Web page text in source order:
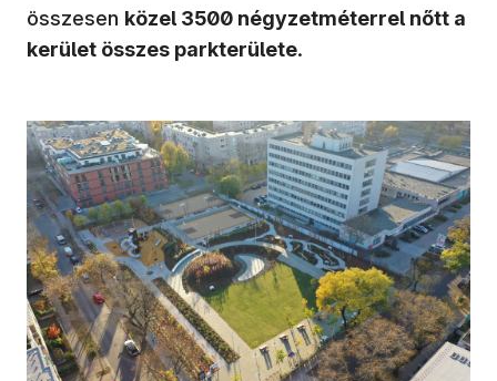
összesen közel 3500 négyzetméterrel nőtt a
kerület összes parkterülete.